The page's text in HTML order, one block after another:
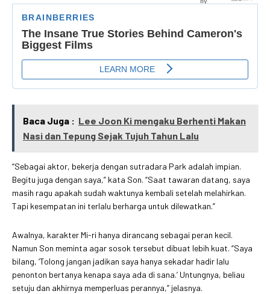
Baca Juga : Lee Joon Ki mengaku Berhenti Makan
Nasi dan Tepung Sejak Tujuh Tahun Lalu
“Sebagai aktor, bekerja dengan sutradara Park adalah impian.
Begitu juga dengan saya,” kata Son. “Saat tawaran datang, saya
masih ragu apakah sudah waktunya kembali setelah melahirkan.
Tapi kesempatan ini terlalu berharga untuk dilewatkan.”
Awalnya, karakter Mi-ri hanya dirancang sebagai peran kecil.
Namun Son meminta agar sosok tersebut dibuat lebih kuat. “Saya
bilang, ‘Tolong jangan jadikan saya hanya sekadar hadir lalu
penonton bertanya kenapa saya ada di sana.’ Untungnya, beliau
setuju dan akhirnya memperluas perannya,” jelasnya.